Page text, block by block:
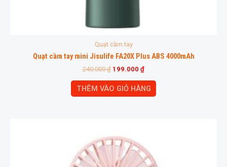
Quạt cầm tay
Quạt cầm tay mini Jisulife FA20X Plus ABS 4000mAh
240.000₫ 199.000 ₫
THÊM VÀO GIỎ HÀNG